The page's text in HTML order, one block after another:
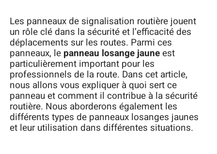
Les panneaux de signalisation routière jouent
un rôle clé dans la sécurité et l’efficacité des
déplacements sur les routes. Parmi ces
panneaux, le panneau losange jauneest
particulièrement important pour les
professionnels de la route. Dans cet article,
nous allons vous expliquer à quoi sert ce
panneau et comment il contribue à la sécurité
routière. Nous aborderons également les
différents types de panneaux losanges jaunes
et leur utilisation dans différentes situations.